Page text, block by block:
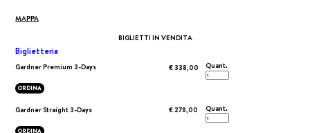
MAPPA
BIGLIETTI IN VENDITA
Biglietteria
Gardner Premium 3-Days € 338,00 Quant.
ORDINA
Gardner Straight 3-Days € 278,00 Quant.
ORDINA